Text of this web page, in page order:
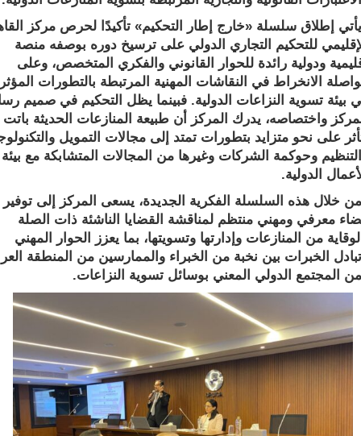
إطلاق سلسلة «خارج إطار التحكيم» تأكيدًا لحرص مركز القاهرة
للتحكيم التجاري الدولي على ترسيخ دوره بوصفه منصة
ودولية رائدة للحوار القانوني والفكري المتخصص، وعلى
الانخراط في النقاشات المهنية المرتبطة بالتطورات المؤثرة
تسوية النزاعات الدولية. فبينما يظل التحكيم في صميم رسالة
واختصاصه، يدرك المركز أن طبيعة المنازعات الحديثة باتت
على نحو متزايد بتطورات تمتد إلى مجالات التمويل والتكنولوجيا
وحوكمة الشركات وغيرها من المجالات المتشابكة مع بيئة
الدولية.
هذه السلسلة الفكرية الجديدة، يسعى المركز إلى توفير
ومهني منتظم لمناقشة القضايا الناشئة ذات الصلة
من المنازعات وإدارتها وتسويتها، بما يعزز الحوار المهني
الخبرات بين نخبة من الخبراء والممارسين من المنطقة العربية
الدولي المعني بوسائل تسوية النزاعات.